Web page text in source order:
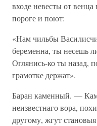
входе невесты от
пороге и поют:
«Нам чильбы
беременна, ты несешь
Оглянись-ко ты назад,
грамотке держат».
Баран каменный. —
неизвестнаго вора,
другому, жгут